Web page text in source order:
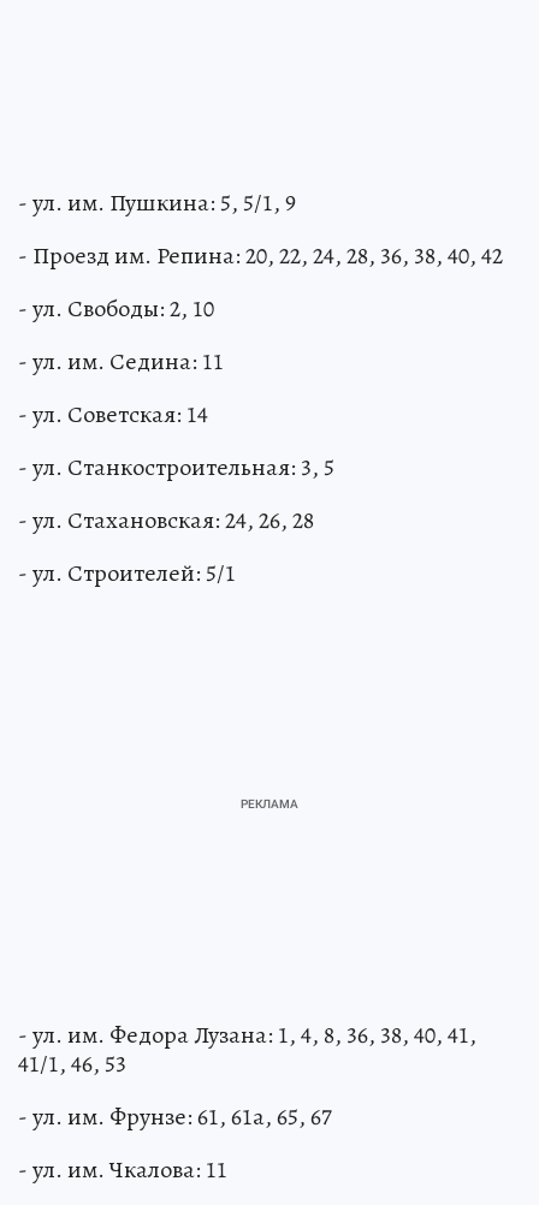
- ул. им. Пушкина: 5, 5/1, 9
- Проезд им. Репина: 20, 22, 24, 28, 36, 38, 40, 42
- ул. Свободы: 2, 10
- ул. им. Седина: 11
- ул. Советская: 14
- ул. Станкостроительная: 3, 5
- ул. Стахановская: 24, 26, 28
- ул. Строителей: 5/1
- ул. им. Федора Лузана: 1, 4, 8, 36, 38, 40, 41,
41/1, 46, 53
- ул. им. Фрунзе: 61, 61а, 65, 67
- ул. им. Чкалова: 11